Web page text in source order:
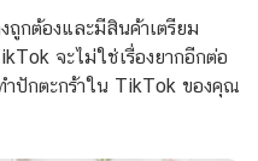
ถูกต้องและมีสินค้าเตรียม
จะไม่ใช่เรื่องยากอีกต่อ
ำปักตะกร้าใน TikTok ของคุณ